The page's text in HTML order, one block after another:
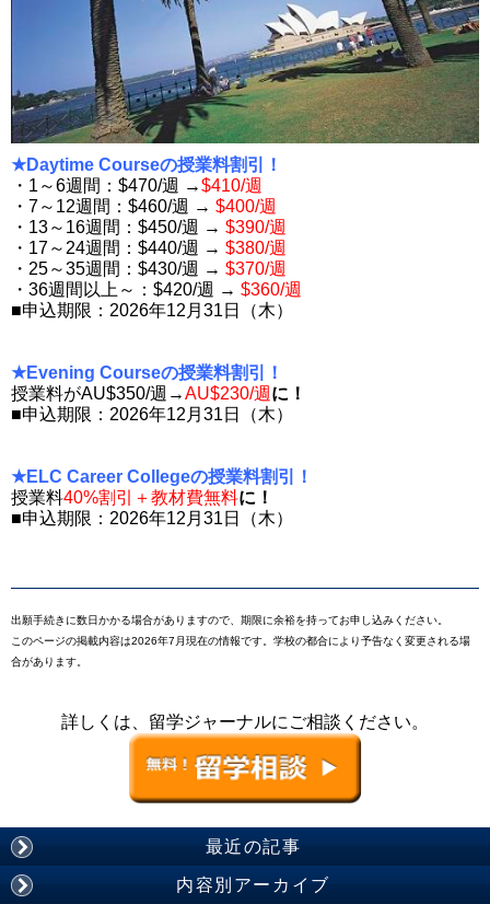
★Daytime Courseの授業料割引！
・1～6週間：$470/週 →$410/週
・7～12週間：$460/週 → $400/週
・13～16週間：$450/週 → $390/週
・17～24週間：$440/週 → $380/週
・25～35週間：$430/週 → $370/週
・36週間以上～：$420/週 → $360/週
■申込期限：2026年12月31日（木）
★Evening Courseの授業料割引！
授業料がAU$350/週→AU$230/週 に！
■申込期限：2026年12月31日（木）
★ELC Career Collegeの授業料割引！
授業料40%割引＋教材費無料に！
■申込期限：2026年12月31日（木）
出願手続きに数日かかる場合がありますので、期限に余裕を持ってお申し込みください。
このページの掲載内容は2026年7月現在の情報です。学校の都合により予告なく変更される場
合があります。
詳しくは、留学ジャーナルにご相談ください。
最近の記事
内容別アーカイブ